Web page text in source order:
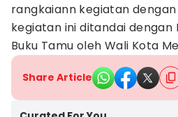
rangkaiann kegiatan
kegiatan ini ditandai
Buku Tamu oleh Wali Kota
Share Article